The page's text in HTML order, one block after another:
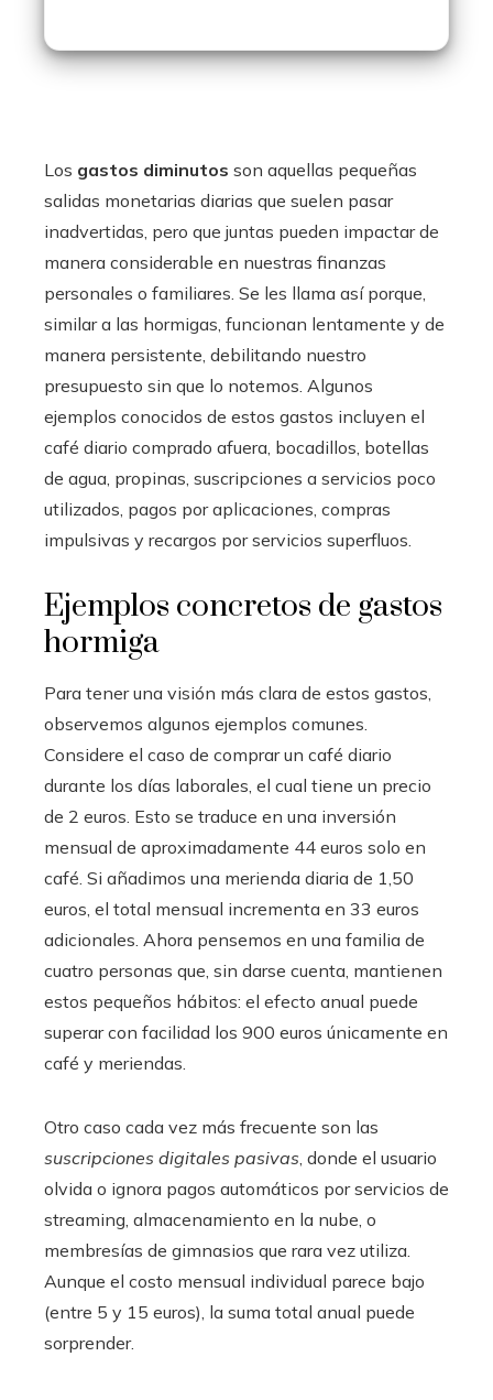
Los gastos diminutos son aquellas pequeñas
salidas monetarias diarias que suelen pasar
inadvertidas, pero que juntas pueden impactar de
manera considerable en nuestras finanzas
personales o familiares. Se les llama así porque,
similar a las hormigas, funcionan lentamente y de
manera persistente, debilitando nuestro
presupuesto sin que lo notemos. Algunos
ejemplos conocidos de estos gastos incluyen el
café diario comprado afuera, bocadillos, botellas
de agua, propinas, suscripciones a servicios poco
utilizados, pagos por aplicaciones, compras
impulsivas y recargos por servicios superfluos.
Ejemplos concretos de gastos
hormiga
Para tener una visión más clara de estos gastos,
observemos algunos ejemplos comunes.
Considere el caso de comprar un café diario
durante los días laborales, el cual tiene un precio
de 2 euros. Esto se traduce en una inversión
mensual de aproximadamente 44 euros solo en
café. Si añadimos una merienda diaria de 1,50
euros, el total mensual incrementa en 33 euros
adicionales. Ahora pensemos en una familia de
cuatro personas que, sin darse cuenta, mantienen
estos pequeños hábitos: el efecto anual puede
superar con facilidad los 900 euros únicamente en
café y meriendas.
Otro caso cada vez más frecuente son las
suscripciones digitales pasivas, donde el usuario
olvida o ignora pagos automáticos por servicios de
streaming, almacenamiento en la nube, o
membresías de gimnasios que rara vez utiliza.
Aunque el costo mensual individual parece bajo
(entre 5 y 15 euros), la suma total anual puede
sorprender.